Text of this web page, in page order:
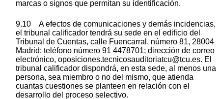
marcas o signos que permitan su identificación.
9.10 A efectos de comunicaciones y demás incidencias,
el tribunal calificador tendrá su sede en el edificio del
Tribunal de Cuentas, calle Fuencarral, número 81, 28004
Madrid; teléfono número 91 4478701; dirección de correo
electrónico, oposiciones.tecnicosauditoriatcu@tcu.es. El
tribunal calificador dispondrá, en esta sede, al menos una
persona, sea miembro o no del mismo, que atienda
cuantas cuestiones se planteen en relación con el
desarrollo del proceso selectivo.